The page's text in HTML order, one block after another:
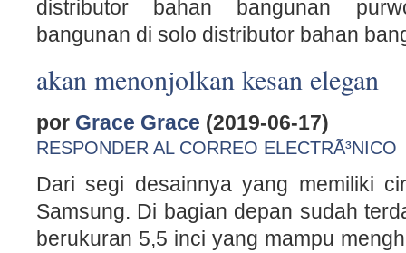
distributor bahan bangunan
bangunan di solo distributor bahan
akan menonjolkan kesan elegan
por Grace Grace (2019-06-17)
RESPONDER AL CORREO ELECTRÃ³NICO
Dari segi desainnya yang memiliki
Samsung. Di bagian depan sudah
berukuran 5,5 inci yang mampu